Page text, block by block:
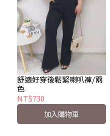
舒適好穿後鬆緊喇叭褲/兩
色
NT$730
加入購物車